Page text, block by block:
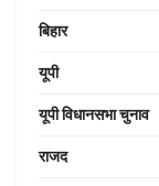
बिहार
यूपी
यूपी विधानसभा चुनाव
राजद